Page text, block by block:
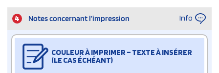
4 Notes concernant l’impression Info
COULEUR À IMPRIMER – TEXTE À INSÉRER
(LE CAS ÉCHÉANT)